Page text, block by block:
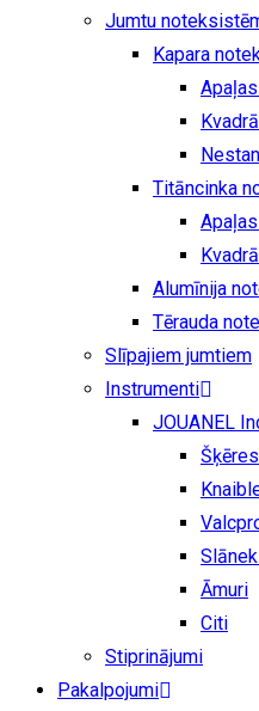
Jumtu
Kapara
Titāncinka
Alumīnija
Tērauda
Slīpajiem jumtiem
Instrumenti
JOUANEL
Šķēres
Āmuri
Citi
Stiprinājumi
Pakalpojumi